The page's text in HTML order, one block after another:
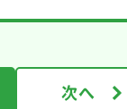
次へ